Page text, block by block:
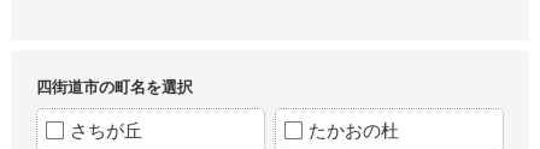
四街道市の町名を選択
さちが丘 たかおの杜